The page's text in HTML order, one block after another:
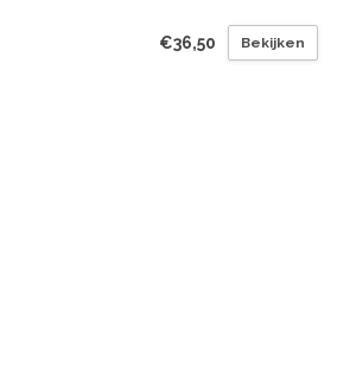
€36,50 Bekijken